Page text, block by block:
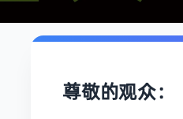
尊敬的观众：